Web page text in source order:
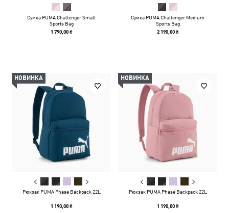
Сумка PUMA Challenger Small
Sports Bag
1 790,00 ₴
Сумка PUMA Challenger Medium
Sports Bag
2 190,00 ₴
НОВИНКА
Рюкзак PUMA Phase Backpack 22L
1 190,00 ₴
НОВИНКА
Рюкзак PUMA Phase Backpack 22L
1 190,00 ₴